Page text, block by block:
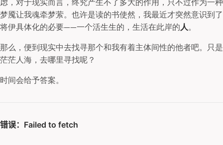
虑，对于现实而言，终究产生不了多大的作用，只不过作为一种
梦魇让我魂牵梦萦。也许是读的书使然，我最近才突然意识到了
将伊具体化的必要——一个活生生的，生活在此岸的人。
那么，便到现实中去找寻那个和我有着主体间性的他者吧。只是
茫茫人海，去哪里寻找呢？
时间会给予答案。